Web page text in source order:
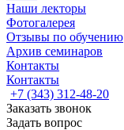
Наши лекторы
Фотогалерея
Отзывы по обучению
Архив семинаров
Контакты
Контакты
+7 (343) 312-48-20
Заказать звонок
Задать вопрос